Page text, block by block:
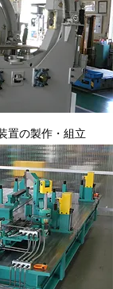
置の製作・組立